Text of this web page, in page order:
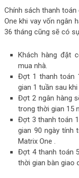
Chính sách thanh
One khi vay vốn ngân
36 tháng cũng sẽ có
Khách hàng đặt
mua nhà.
Đợt 1 thanh toán
gian 1 tuần sau
Đợt 2 ngân hàng
trong thời gian 15
Đợt 3 thanh toán
gian 90 ngày tính
Matrix One .
Đợt 4 thanh toán
thời gian bàn giao